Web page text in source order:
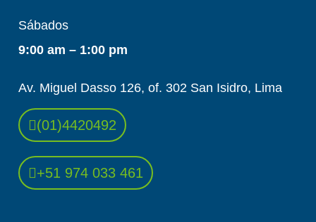
Sábados
9:00 am – 1:00 pm
Av. Miguel Dasso 126, of. 302 San Isidro, Lima
(01)4420492
+51 974 033 461